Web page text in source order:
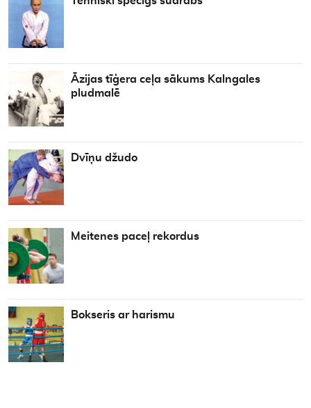
Āzijas tīģera ceļa sākums Kalngales
pludmalē
Dvīņu džudo
Meitenes paceļ rekordus
Bokseris ar harismu